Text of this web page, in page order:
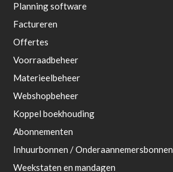
Planning software
Factureren
Offertes
Voorraadbeheer
Materieelbeheer
Webshopbeheer
Koppel boekhouding
Abonnementen
Inhuurbonnen / Onderaannemersbonnen
Weekstaten en mandagen